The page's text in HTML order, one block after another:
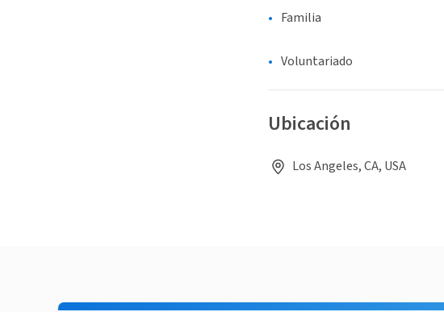
Familia
Voluntariado
Ubicación
Los Angeles, CA, USA